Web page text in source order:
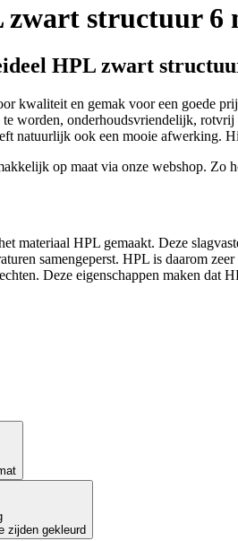
zwart structuur 6
HPL zwart
kwaliteit en gemak voor een goede
worden, onderhoudsvriendelijk,
natuurlijk ook een mooie afwerking.
op maat via onze webshop. Zo
materiaal HPL gemaakt. Deze
samengeperst. HPL is daarom
Deze eigenschappen maken dat
zijden gekleurd